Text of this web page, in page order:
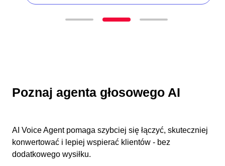
Poznaj agenta głosowego AI
AI Voice Agent pomaga szybciej się łączyć, skuteczniej
konwertować i lepiej wspierać klientów - bez
dodatkowego wysiłku.